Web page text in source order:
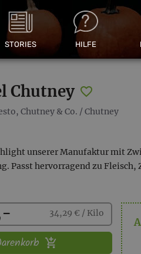
STORIES HILFE
Chutney
Chutney & Co. / Chutney
unserer Manufaktur mit
Passt hervorragend zu
34,29 € / Kilo